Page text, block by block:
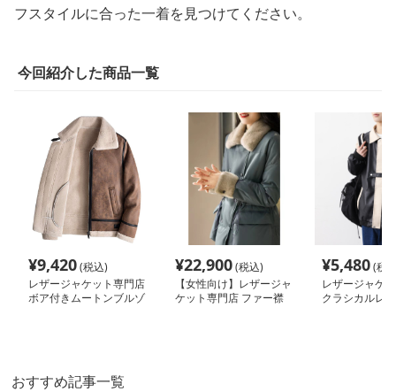
フスタイルに合った一着を見つけてください。
今回紹介した商品一覧
¥9,420(税込)
レザージャケット専門店
ボア付きムートンブルゾ
¥22,900(税込)
【女性向け】レザージャ
ケット専門店 ファー襟
¥5,480(税
レザージャケ
クラシカルレ
おすすめ記事一覧